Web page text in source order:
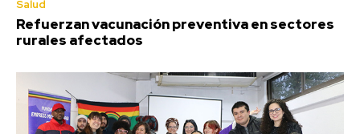
Salud
Refuerzan vacunación preventiva en sectores
rurales afectados